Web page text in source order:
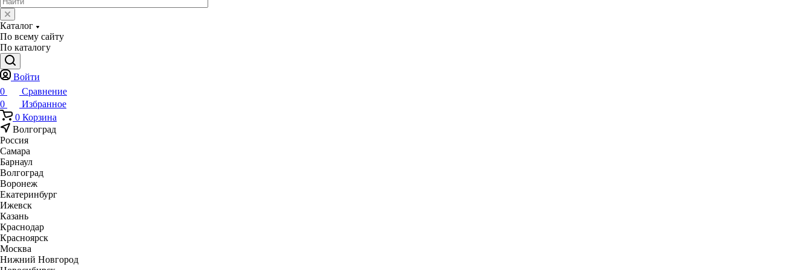
Каталог
По всему сайту
По каталогу
Войти
0
Сравнение
0
Избранное
0 Корзина
Волгоград
Россия
Самара
Барнаул
Волгоград
Воронеж
Екатеринбург
Ижевск
Казань
Краснодар
Красноярск
Москва
Нижний Новгород